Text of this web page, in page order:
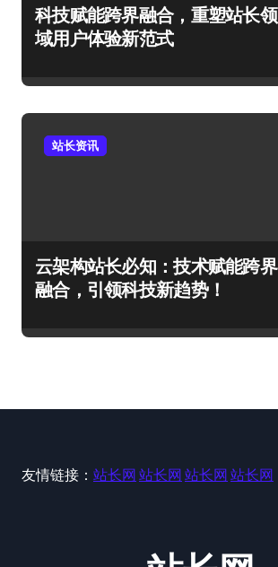
科技赋能跨界融合，重塑站长领
域用户体验新范式
站长资讯
云架构站长必知：技术赋能跨界
融合，引领科技新趋势！
友情链接： 站长网 站长网 站长网 站长网